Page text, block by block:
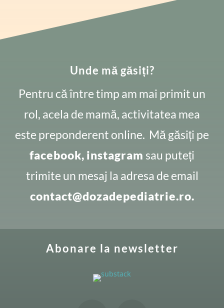
Unde mă găsiți?
Pentru că între timp am mai primit un
rol, acela de mamă, activitatea mea
este preponderent online. Mă găsiți pe
facebook, instagram sau puteți
trimite un mesaj la adresa de email
contact@dozadepediatrie.ro.
Abonare la newsletter